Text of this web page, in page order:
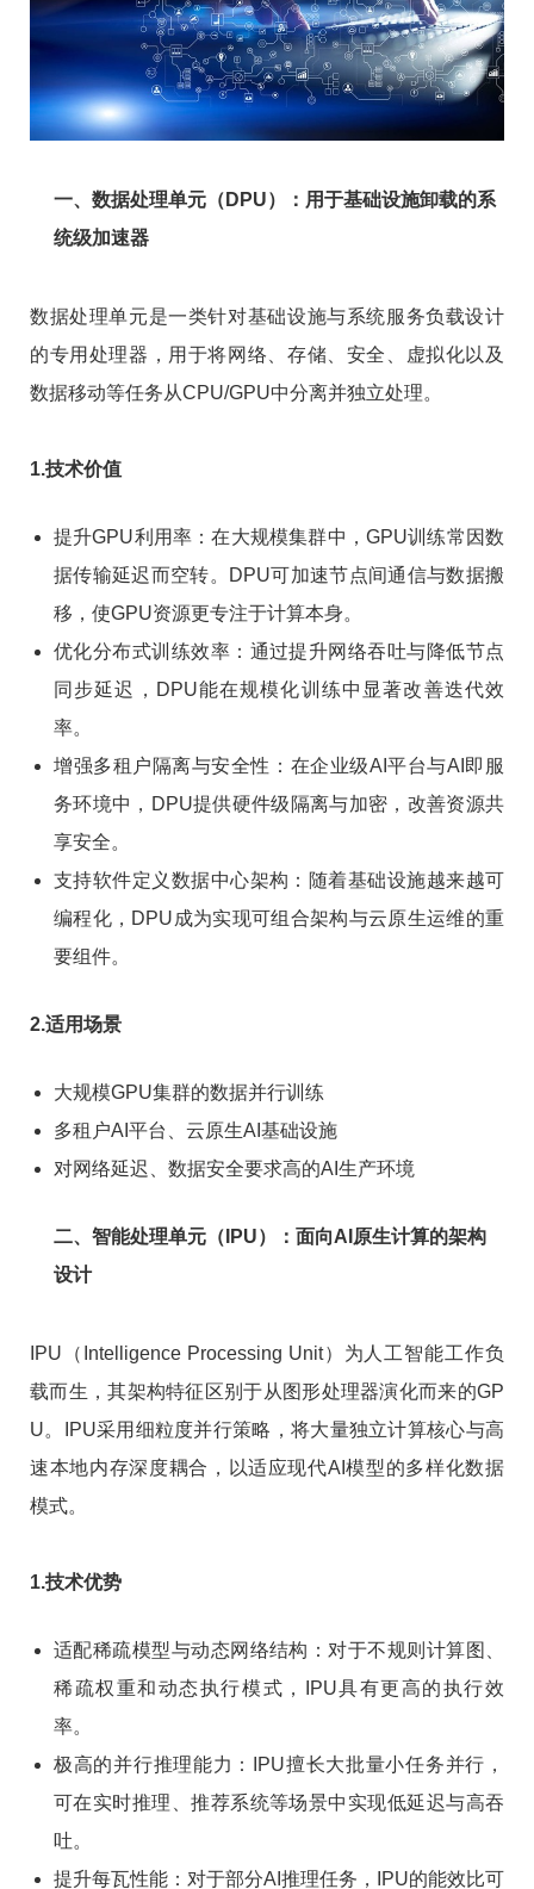
一、数据处理单元（DPU）：用于基础设施卸载的系
统级加速器
数据处理单元是一类针对基础设施与系统服务负载设计
的专用处理器，用于将网络、存储、安全、虚拟化以及
数据移动等任务从CPU/GPU中分离并独立处理。
1.技术价值
提升GPU利用率：在大规模集群中，GPU训练常因数
据传输延迟而空转。DPU可加速节点间通信与数据搬
移，使GPU资源更专注于计算本身。
优化分布式训练效率：通过提升网络吞吐与降低节点
同步延迟，DPU能在规模化训练中显著改善迭代效
率。
增强多租户隔离与安全性：在企业级AI平台与AI即服
务环境中，DPU提供硬件级隔离与加密，改善资源共
享安全。
支持软件定义数据中心架构：随着基础设施越来越可
编程化，DPU成为实现可组合架构与云原生运维的重
要组件。
2.适用场景
大规模GPU集群的数据并行训练
多租户AI平台、云原生AI基础设施
对网络延迟、数据安全要求高的AI生产环境
二、智能处理单元（IPU）：面向AI原生计算的架构
设计
IPU（Intelligence Processing Unit）为人工智能工作负
载而生，其架构特征区别于从图形处理器演化而来的GP
U。IPU采用细粒度并行策略，将大量独立计算核心与高
速本地内存深度耦合，以适应现代AI模型的多样化数据
模式。
1.技术优势
适配稀疏模型与动态网络结构：对于不规则计算图、
稀疏权重和动态执行模式，IPU具有更高的执行效
率。
极高的并行推理能力：IPU擅长大批量小任务并行，
可在实时推理、推荐系统等场景中实现低延迟与高吞
吐。
提升每瓦性能：对于部分AI推理任务，IPU的能效比可